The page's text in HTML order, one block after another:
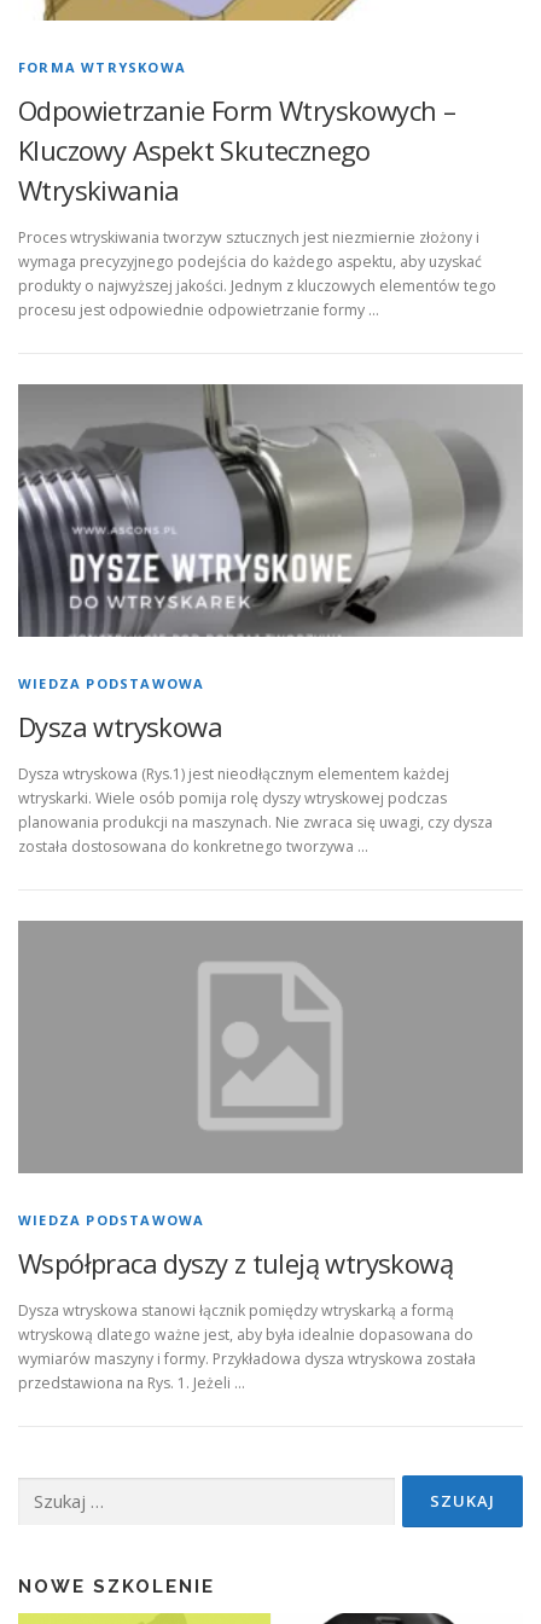
FORMA WTRYSKOWA
Odpowietrzanie Form Wtryskowych –
Kluczowy Aspekt Skutecznego
Wtryskiwania
Proces wtryskiwania tworzyw sztucznych jest niezmiernie złożony i
wymaga precyzyjnego podejścia do każdego aspektu, aby uzyskać
produkty o najwyższej jakości. Jednym z kluczowych elementów tego
procesu jest odpowiednie odpowietrzanie formy …
WIEDZA PODSTAWOWA
Dysza wtryskowa
Dysza wtryskowa (Rys.1) jest nieodłącznym elementem każdej
wtryskarki. Wiele osób pomija rolę dyszy wtryskowej podczas
planowania produkcji na maszynach. Nie zwraca się uwagi, czy dysza
została dostosowana do konkretnego tworzywa …
WIEDZA PODSTAWOWA
Współpraca dyszy z tuleją wtryskową
Dysza wtryskowa stanowi łącznik pomiędzy wtryskarką a formą
wtryskową dlatego ważne jest, aby była idealnie dopasowana do
wymiarów maszyny i formy. Przykładowa dysza wtryskowa została
przedstawiona na Rys. 1. Jeżeli …
NOWE SZKOLENIE